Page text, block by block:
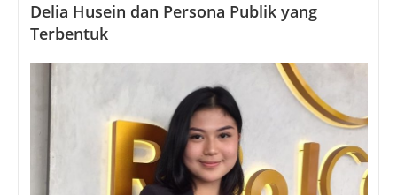
Delia Husein dan Persona Publik yang
Terbentuk